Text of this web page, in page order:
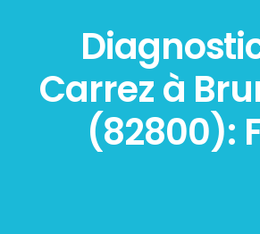
Carrez à
(82800):